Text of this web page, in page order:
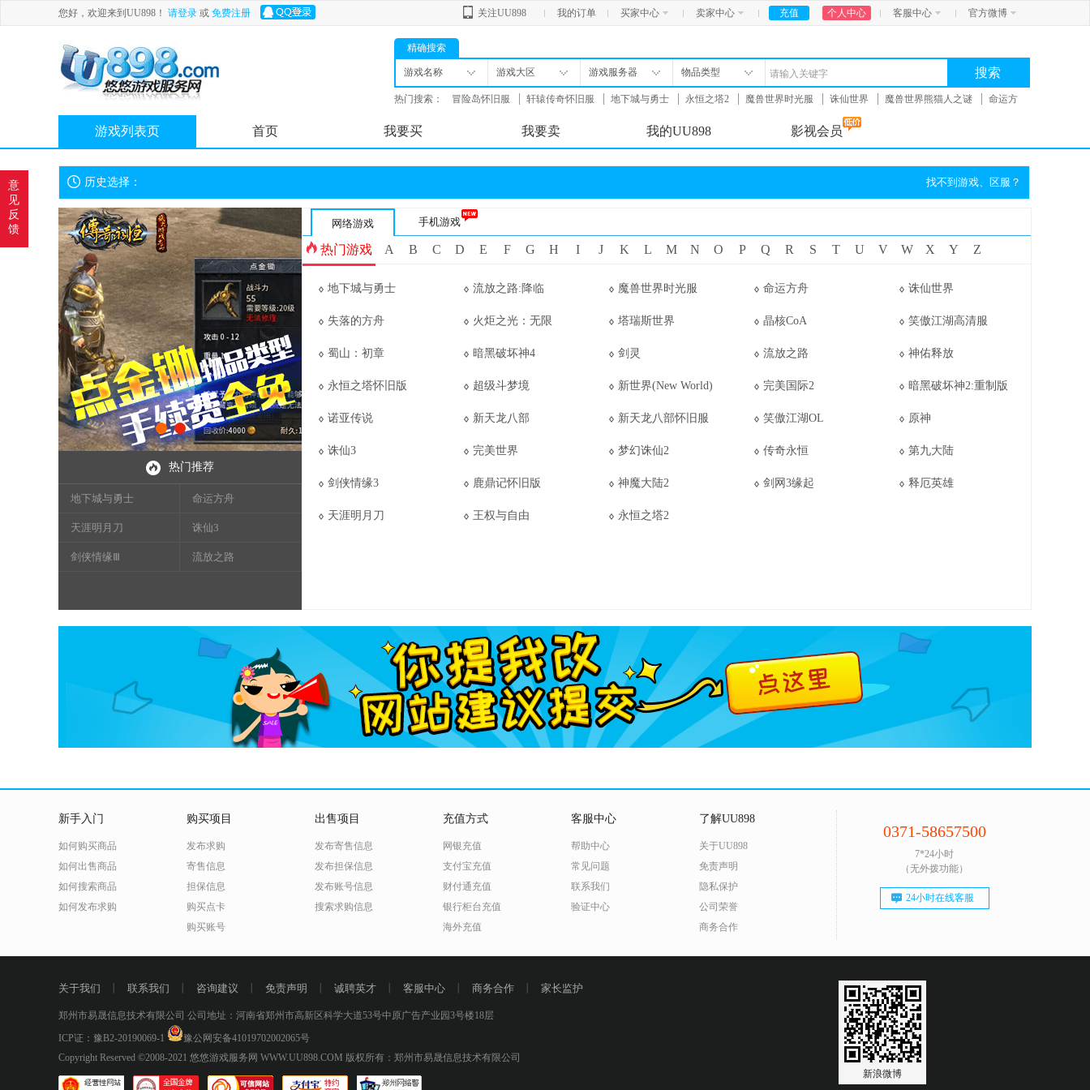
您好，欢迎来到UU898！ 请登录 或 免费注册 关注UU898 我的订单 买家中心 卖家中心 充值 个人中心 客服中心 官方微博
精确搜索
游戏名称 游戏大区 游戏服务器 物品类型 搜索
热门搜索： 冒险岛怀旧服 轩辕传奇怀旧服 地下城与勇士 永恒之塔2 魔兽世界时光服 诛仙世界 魔兽世界熊猫人之谜
命运方
游戏列表页 首页 我要买 我要卖 我的UU898 影视会员
历史选择： 找不到游戏、区服？
热门推荐
地下城与勇士 命运方舟
天涯明月刀 诛仙3
剑侠情缘Ⅲ 流放之路
网络游戏 手机游戏
热门游戏 A B C D E F G H I J K L M N O P Q R S T U V W X Y Z
地下城与勇士 流放之路:降临 魔兽世界时光服 命运方舟 诛仙世界
失落的方舟 火炬之光：无限 塔瑞斯世界 晶核CoA 笑傲江湖高清服
蜀山：初章 暗黑破坏神4 剑灵 流放之路 神佑释放
永恒之塔怀旧版 超级斗梦境 新世界(New World) 完美国际2 暗黑破坏神2:重制版
诺亚传说 新天龙八部 新天龙八部怀旧服 笑傲江湖OL 原神
诛仙3 完美世界 梦幻诛仙2 传奇永恒 第九大陆
剑侠情缘3 鹿鼎记怀旧版 神魔大陆2 剑网3缘起 释厄英雄
天涯明月刀 王权与自由 永恒之塔2
新手入门
如何购买商品
如何出售商品
如何搜索商品
如何发布求购
购买项目
发布求购
寄售信息
担保信息
购买点卡
购买账号
出售项目
发布寄售信息
发布担保信息
发布账号信息
搜索求购信息
充值方式
网银充值
支付宝充值
财付通充值
银行柜台充值
海外充值
客服中心
帮助中心
常见问题
联系我们
验证中心
了解UU898
关于UU898
免责声明
隐私保护
公司荣誉
商务合作
0371-58657500
7*24小时
（无外拨功能）
24小时在线客服
新浪微博
关于我们 联系我们 咨询建议 免责声明 诚聘英才 客服中心 商务合作 家长监护
郑州市易晟信息技术有限公司 公司地址：河南省郑州市高新区科学大道53号中原广告产业园3号楼18层
ICP证：豫B2-20190069-1
豫公网安备41019702002065号
Copyright Reserved ©2008-2021 悠悠游戏服务网 WWW.UU898.COM 版权所有：郑州市易晟信息技术有限公司
意
见
反
馈